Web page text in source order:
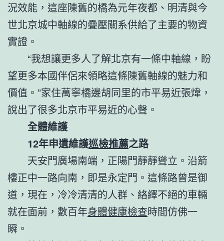
況效能，這座陳舊的橋為元年夜都、明清與今
世北京城中軸線的疊壓關系供給了主要的物資
實證。
“我想讓更多人了解北京有一條中軸線，盼
望更多本國伴侶來領略這條陳舊軸線的魅力和
價值。”家住萬寧橋邊胡同里的市平易近張煒，
說出了很多北京市平易近的心聲。
全體維護
12年申遺維護巡檢推薦之路
天安門廣場南端，正陽門靜靜聳立。沿箭
樓正中一路向南，即是永定門。這條路曾是御
道，現在，冷冷清清的人群、絡繹不絕的車輛
就在面前，數百年身體健康檢查時間仿佛一
瞬。